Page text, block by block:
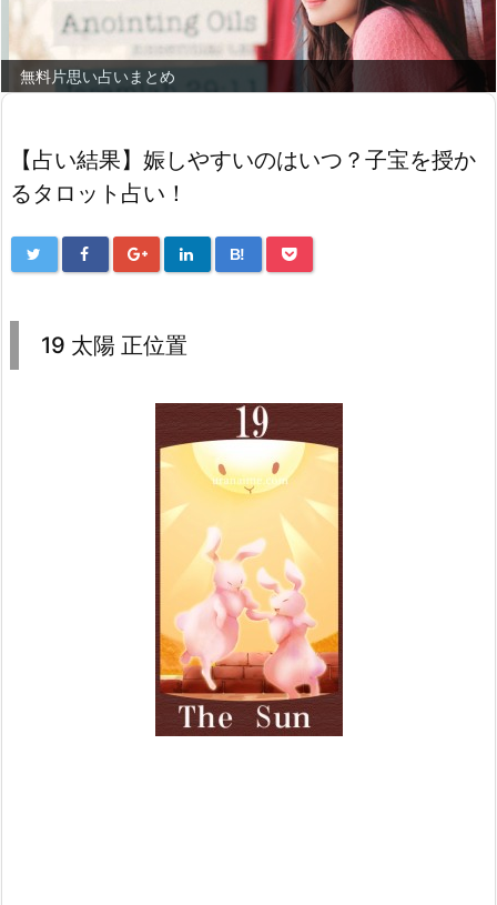
無料片思い占いまとめ
【占い結果】娠しやすいのはいつ？子宝を授か
るタロット占い！
B!
19 太陽 正位置